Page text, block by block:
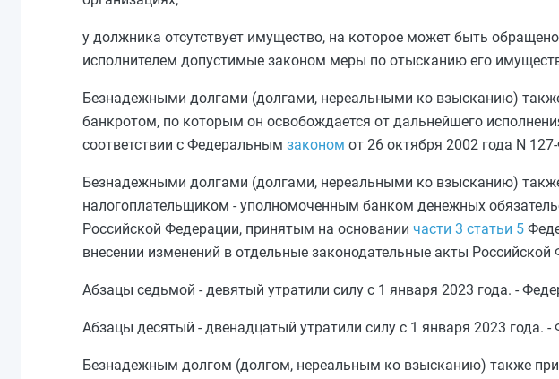
у должника отсутствует имущество, на которое может быть
исполнителем допустимые законом меры по отысканию его
Безнадежными долгами (долгами, нереальными ко взысканию)
банкротом, по которым он освобождается от дальнейшего
соответствии с Федеральным законом от 26 октября 2002 года N
Безнадежными долгами (долгами, нереальными ко взысканию)
налогоплательщиком - уполномоченным банком денежных
Российской Федерации, принятым на основании части 3 статьи 5
внесении изменений в отдельные законодательные акты Российской
Абзацы седьмой - девятый утратили силу с 1 января 2023 года. -
Абзацы десятый - двенадцатый утратили силу с 1 января 2023 года.
Безнадежным долгом (долгом, нереальным ко взысканию) также